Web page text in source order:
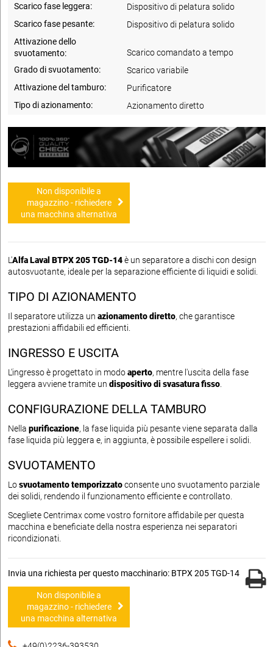
Scarico fase leggera:
Dispositivo di pelatura solido
Scarico fase pesante:
Dispositivo di pelatura solido
Attivazione dello
svuotamento:
Scarico comandato a tempo
Grado di svuotamento:
Scarico variabile
Attivazione del tamburo:
Purificatore
Tipo di azionamento:
Azionamento diretto
Non disponibile a
magazzino - richiedere
una macchina alternativa
L'Alfa Laval BTPX 205 TGD-14è un separatore a dischi con design
autosvuotante, ideale per la separazione efficiente di liquidi e solidi.
TIPO DI AZIONAMENTO
Il separatore utilizza un azionamento diretto, che garantisce
prestazioni affidabili ed efficienti.
INGRESSO E USCITA
L'ingresso è progettato in modoaperto, mentre l'uscita della fase
leggera avviene tramite un dispositivo di svasatura fisso.
CONFIGURAZIONE DELLA TAMBURO
Nella purificazione, la fase liquida più pesante viene separata dalla
fase liquida più leggera e, in aggiunta, è possibile espellere i solidi.
SVUOTAMENTO
Losvuotamento temporizzatoconsente uno svuotamento parziale
dei solidi, rendendo il funzionamento efficiente e controllato.
Scegliete Centrimax come vostro fornitore affidabile per questa
macchina e beneficiate della nostra esperienza nei separatori
ricondizionati.
Invia una richiesta per questo macchinario: BTPX 205 TGD-14
Non disponibile a
magazzino - richiedere
una macchina alternativa